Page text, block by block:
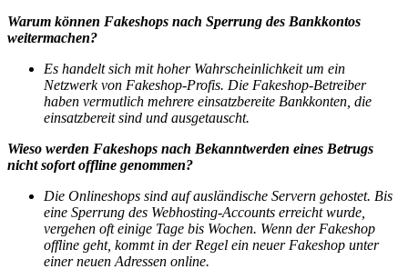
Warum können Fakeshops nach Sperrung des Bankkontos
weitermachen?
Es handelt sich mit hoher Wahrscheinlichkeit um ein
Netzwerk von Fakeshop-Profis. Die Fakeshop-Betreiber
haben vermutlich mehrere einsatzbereite Bankkonten, die
einsatzbereit sind und ausgetauscht.
Wieso werden Fakeshops nach Bekanntwerden eines Betrugs
nicht sofort offline genommen?
Die Onlineshops sind auf ausländische Servern gehostet. Bis
eine Sperrung des Webhosting-Accounts erreicht wurde,
vergehen oft einige Tage bis Wochen. Wenn der Fakeshop
offline geht, kommt in der Regel ein neuer Fakeshop unter
einer neuen Adressen online.